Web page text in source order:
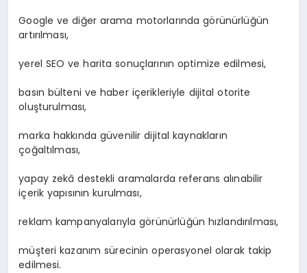
Google ve diğer arama motorlarında görünürlüğün
artırılması,
yerel SEO ve harita sonuçlarının optimize edilmesi,
basın bülteni ve haber içerikleriyle dijital otorite
oluşturulması,
marka hakkında güvenilir dijital kaynakların
çoğaltılması,
yapay zekâ destekli aramalarda referans alınabilir
içerik yapısının kurulması,
reklam kampanyalarıyla görünürlüğün hızlandırılması,
müşteri kazanım sürecinin operasyonel olarak takip
edilmesi.